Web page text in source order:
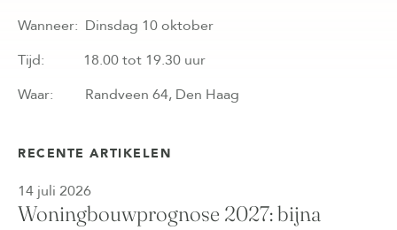
Wanneer: Dinsdag 10 oktober
Tijd: 18.00 tot 19.30 uur
Waar: Randveen 64, Den Haag
RECENTE ARTIKELEN
14 juli 2026
Woningbouwprognose 2027: bijna